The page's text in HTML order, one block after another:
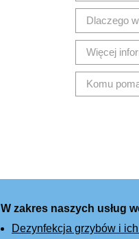
Dlaczego
Więcej
Komu
W zakres naszych usług
Dezynfekcja grzybów i